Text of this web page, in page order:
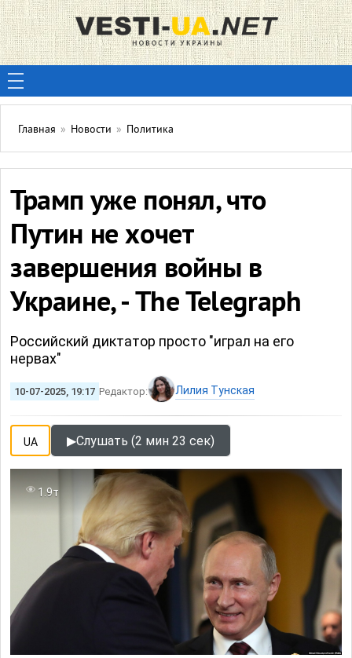
Главная » Новости » Политика
Трамп уже понял, что
Путин не хочет
завершения войны в
Украине, - The Telegraph
Российский диктатор просто "играл на его
нервах"
10-07-2025, 19:17 Редактор: Лилия Тунская
UA ▶Слушать (2 мин 23 сек)
1.9т